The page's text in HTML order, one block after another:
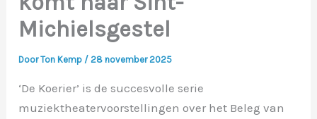
Michielsgestel
DoorTon Kemp / 28 november 2025
‘De Koerier’ is de succesvolle serie
muziektheatervoorstellingen over het Beleg van